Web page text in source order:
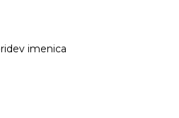
imenica